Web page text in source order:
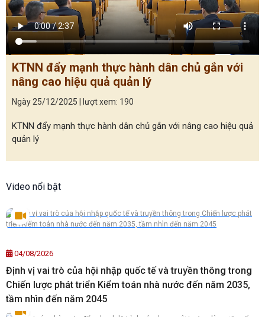
KTNN đẩy mạnh thực hành dân chủ gắn với
nâng cao hiệu quả quản lý
Ngày 25/12/2025 | lượt xem: 190
KTNN đẩy mạnh thực hành dân chủ gắn với nâng cao hiệu quả
quản lý
Video nổi bật
04/08/2026
Định vị vai trò của hội nhập quốc tế và truyền thông trong
Chiến lược phát triển Kiểm toán nhà nước đến năm 2035,
tầm nhìn đến năm 2045